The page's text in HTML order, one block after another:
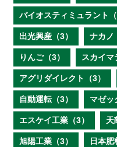
バイオスティミュラント（
出光興産（3） ナカノ
りんご（3） スカイマ
アグリダイレクト（3）
自動運転（3） マゼッ
エスケイ工業（3） 天
旭陽工業（3） 日本肥